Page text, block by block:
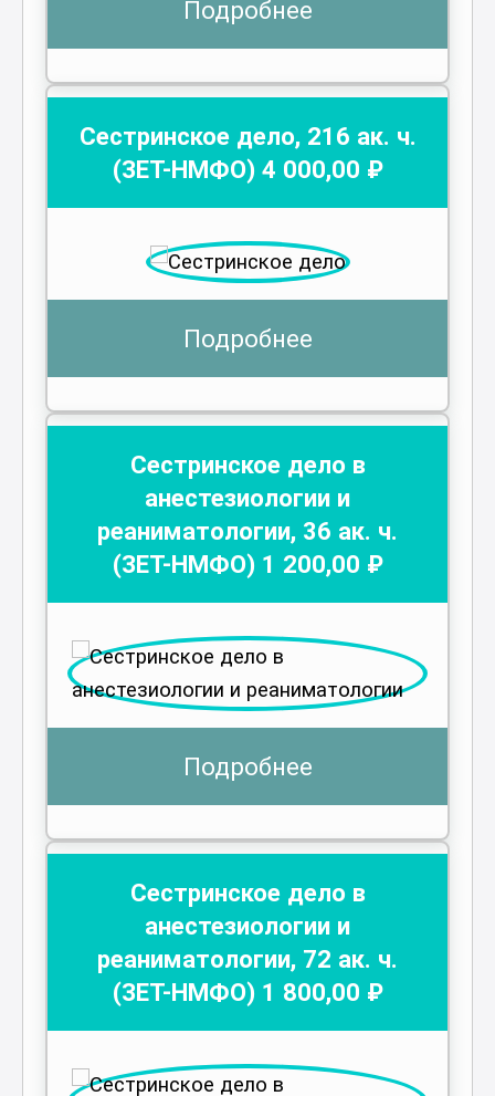
Подробнее
Сестринское дело, 216 ак. ч.
(ЗЕТ-НМФО) 4 000,00 ₽
Подробнее
Сестринское дело в
анестезиологии и
реаниматологии, 36 ак. ч.
(ЗЕТ-НМФО) 1 200,00 ₽
Подробнее
Сестринское дело в
анестезиологии и
реаниматологии, 72 ак. ч.
(ЗЕТ-НМФО) 1 800,00 ₽